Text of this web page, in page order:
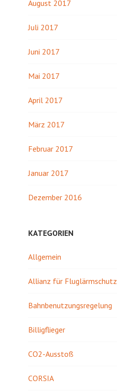
August 2017
Juli 2017
Juni 2017
Mai 2017
April 2017
März 2017
Februar 2017
Januar 2017
Dezember 2016
KATEGORIEN
Allgemein
Allianz für Fluglärmschutz
Bahnbenutzungsregelung
Billigflieger
CO2-Ausstoß
CORSIA